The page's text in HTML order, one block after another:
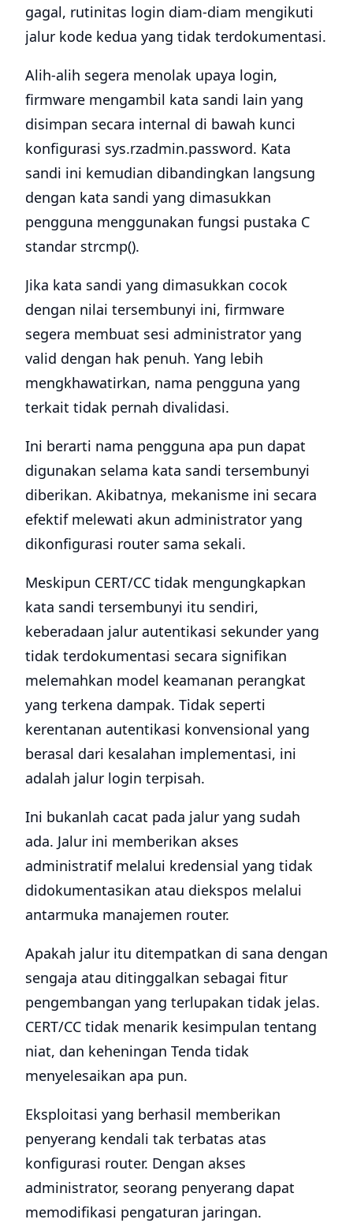
gagal, rutinitas login diam-diam mengikuti
jalur kode kedua yang tidak terdokumentasi.
Alih-alih segera menolak upaya login,
firmware mengambil kata sandi lain yang
disimpan secara internal di bawah kunci
konfigurasi sys.rzadmin.password. Kata
sandi ini kemudian dibandingkan langsung
dengan kata sandi yang dimasukkan
pengguna menggunakan fungsi pustaka C
standar strcmp().
Jika kata sandi yang dimasukkan cocok
dengan nilai tersembunyi ini, firmware
segera membuat sesi administrator yang
valid dengan hak penuh. Yang lebih
mengkhawatirkan, nama pengguna yang
terkait tidak pernah divalidasi.
Ini berarti nama pengguna apa pun dapat
digunakan selama kata sandi tersembunyi
diberikan. Akibatnya, mekanisme ini secara
efektif melewati akun administrator yang
dikonfigurasi router sama sekali.
Meskipun CERT/CC tidak mengungkapkan
kata sandi tersembunyi itu sendiri,
keberadaan jalur autentikasi sekunder yang
tidak terdokumentasi secara signifikan
melemahkan model keamanan perangkat
yang terkena dampak. Tidak seperti
kerentanan autentikasi konvensional yang
berasal dari kesalahan implementasi, ini
adalah jalur login terpisah.
Ini bukanlah cacat pada jalur yang sudah
ada. Jalur ini memberikan akses
administratif melalui kredensial yang tidak
didokumentasikan atau diekspos melalui
antarmuka manajemen router.
Apakah jalur itu ditempatkan di sana dengan
sengaja atau ditinggalkan sebagai fitur
pengembangan yang terlupakan tidak jelas.
CERT/CC tidak menarik kesimpulan tentang
niat, dan keheningan Tenda tidak
menyelesaikan apa pun.
Eksploitasi yang berhasil memberikan
penyerang kendali tak terbatas atas
konfigurasi router. Dengan akses
administrator, seorang penyerang dapat
memodifikasi pengaturan jaringan.